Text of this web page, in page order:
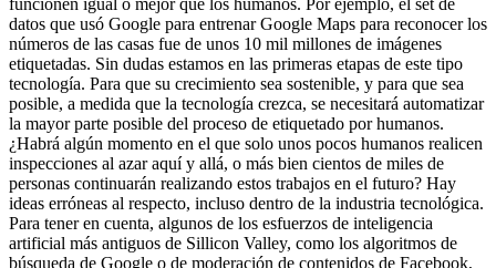
datos que usó Google para entrenar Google Maps para reconocer los
números de las casas fue de unos 10 mil millones de imágenes
etiquetadas. Sin dudas estamos en las primeras etapas de este tipo
tecnología. Para que su crecimiento sea sostenible, y para que sea
posible, a medida que la tecnología crezca, se necesitará automatizar
la mayor parte posible del proceso de etiquetado por humanos.
¿Habrá algún momento en el que solo unos pocos humanos realicen
inspecciones al azar aquí y allá, o más bien cientos de miles de
personas continuarán realizando estos trabajos en el futuro? Hay
ideas erróneas al respecto, incluso dentro de la industria tecnológica.
Para tener en cuenta, algunos de los esfuerzos de inteligencia
artificial más antiguos de Sillicon Valley, como los algoritmos de
búsqueda de Google o de moderación de contenidos de Facebook,